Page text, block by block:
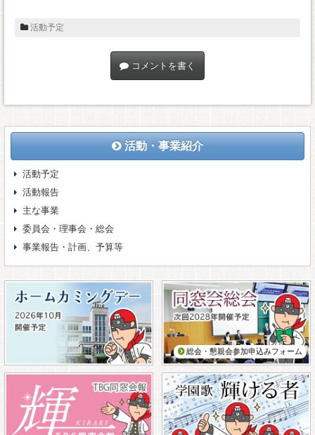
活動予定
コメントを書く
活動・事業紹介
活動予定
活動報告
主な事業
委員会・理事会・総会
事業報告・計画、予算等
総会・懇親会参加申込みフォーム